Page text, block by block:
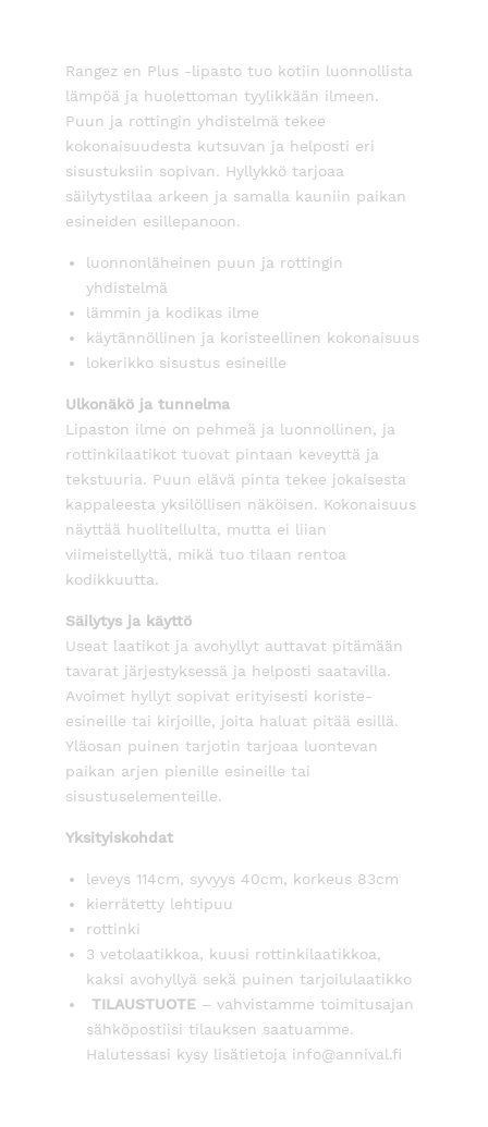
Rangez en Plus -lipasto tuo kotiin luonnollista
lämpöä ja huolettoman tyylikkään ilmeen.
Puun ja rottingin yhdistelmä tekee
kokonaisuudesta kutsuvan ja helposti eri
sisustuksiin sopivan. Hyllykkö tarjoaa
säilytystilaa arkeen ja samalla kauniin paikan
esineiden esillepanoon.
luonnonläheinen puun ja rottingin
yhdistelmä
lämmin ja kodikas ilme
käytännöllinen ja koristeellinen kokonaisuus
lokerikko sisustus esineille
Ulkonäkö ja tunnelma
Lipaston ilme on pehmeä ja luonnollinen, ja
rottinkilaatikot tuovat pintaan keveyttä ja
tekstuuria. Puun elävä pinta tekee jokaisesta
kappaleesta yksilöllisen näköisen. Kokonaisuus
näyttää huolitellulta, mutta ei liian
viimeistellyltä, mikä tuo tilaan rentoa
kodikkuutta.
Säilytys ja käyttö
Useat laatikot ja avohyllyt auttavat pitämään
tavarat järjestyksessä ja helposti saatavilla.
Avoimet hyllyt sopivat erityisesti koriste-
esineille tai kirjoille, joita haluat pitää esillä.
Yläosan puinen tarjotin tarjoaa luontevan
paikan arjen pienille esineille tai
sisustuselementeille.
Yksityiskohdat
leveys 114cm, syvyys 40cm, korkeus 83cm
kierrätetty lehtipuu
rottinki
3 vetolaatikkoa, kuusi rottinkilaatikkoa,
kaksi avohyllyä sekä puinen tarjoilulaatikko
TILAUSTUOTE – vahvistamme toimitusajan
sähköpostiisi tilauksen saatuamme.
Halutessasi kysy lisätietoja info@annival.fi